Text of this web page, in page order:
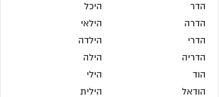
הדר
הדרה
הדרי
הדריה
הוד
הודאל
היכל
הילאי
הילדה
הילה
הילי
הילית